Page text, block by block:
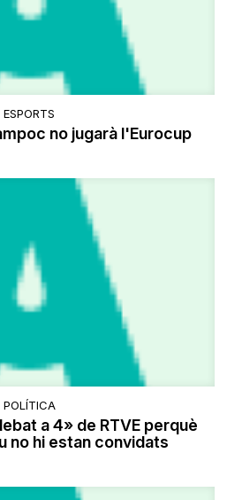
ESPORTS
no jugarà l'Eurocup
POLÍTICA
a 4» de RTVE perquè
no hi estan convidats